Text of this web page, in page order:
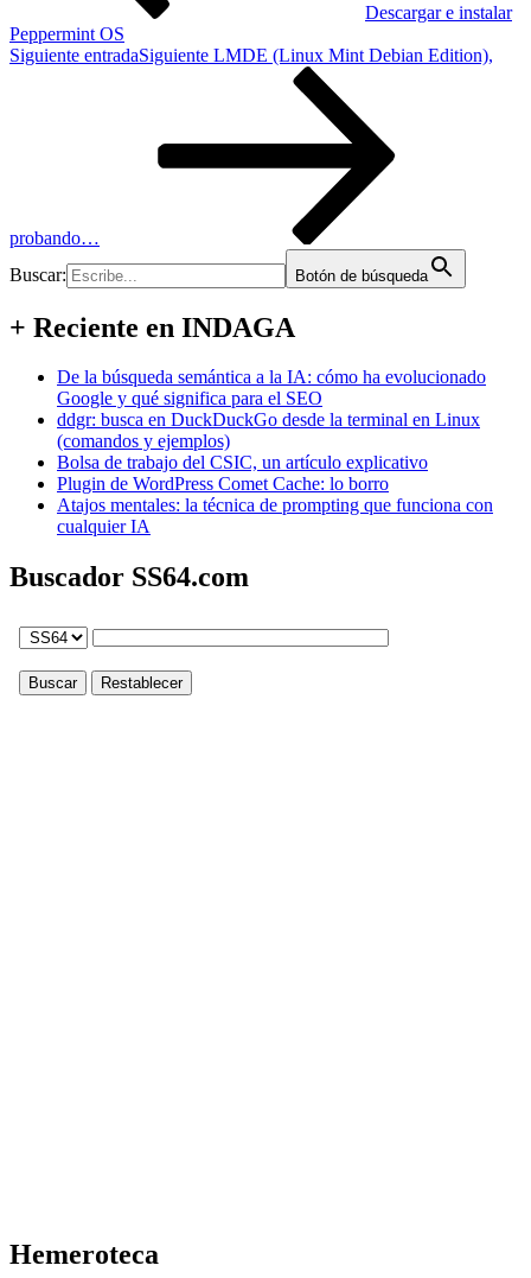
Descargar e instalar
Peppermint OS
Siguiente entradaSiguiente LMDE (Linux Mint Debian Edition),
probando…
Buscar:
Botón de búsqueda
+ Reciente en INDAGA
De la búsqueda semántica a la IA: cómo ha evolucionado
Google y qué significa para el SEO
ddgr: busca en DuckDuckGo desde la terminal en Linux
(comandos y ejemplos)
Bolsa de trabajo del CSIC, un artículo explicativo
Plugin de WordPress Comet Cache: lo borro
Atajos mentales: la técnica de prompting que funciona con
cualquier IA
Buscador SS64.com
Hemeroteca